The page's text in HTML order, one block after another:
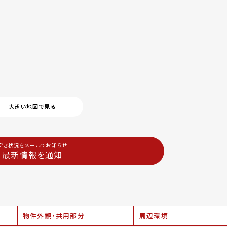
大きい地図で見る
き状況をメールでお知らせ
最新情報を通知
物件外観・共用部分 周辺環境